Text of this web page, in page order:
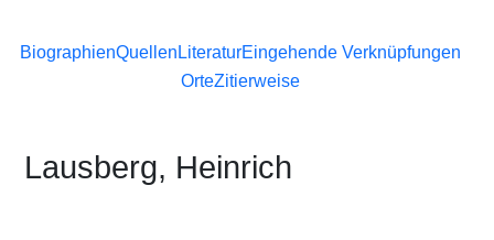
BiographienQuellen LiteraturEingehende Verknüpfungen
OrteZitierweise
Lausberg, Heinrich